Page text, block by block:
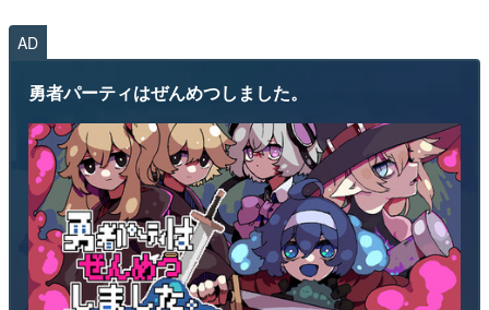
AD
勇者パーティはぜんめつしました。